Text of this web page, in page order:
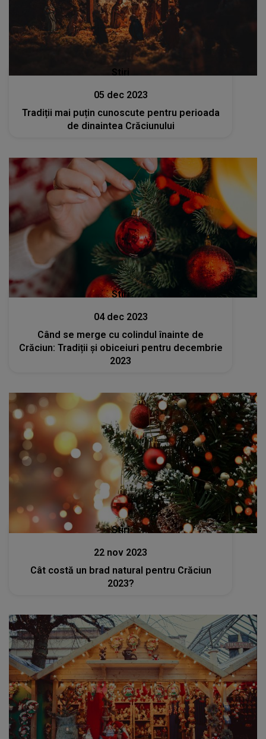
Stiri
05 dec 2023
Tradiții mai puțin cunoscute pentru perioada
de dinaintea Crăciunului
Stiri
04 dec 2023
Când se merge cu colindul înainte de
Crăciun: Tradiții și obiceiuri pentru decembrie
2023
Stiri
22 nov 2023
Cât costă un brad natural pentru Crăciun
2023?